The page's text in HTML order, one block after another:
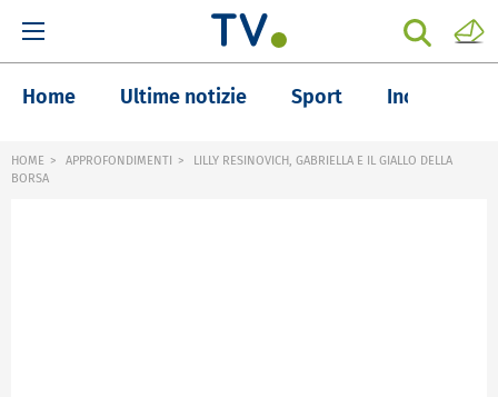
Home Ultime notizie Sport Inchieste
HOME APPROFONDIMENTI
LILLY RESINOVICH, GABRIELLA E IL GIALLO DELLA
BORSA